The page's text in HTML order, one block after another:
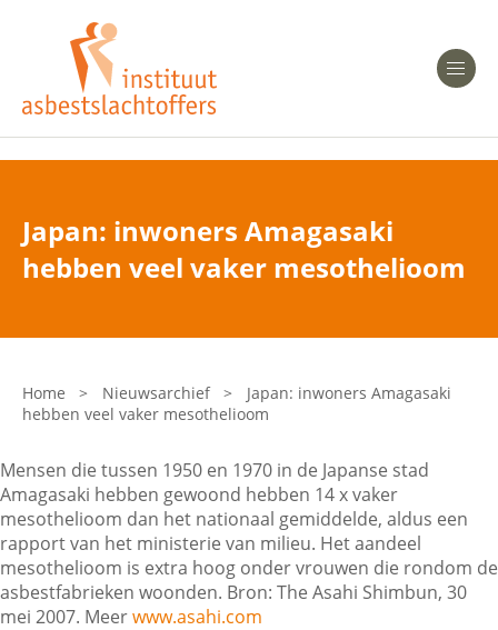
Heeft u Mesothelioom?
Heeft u Asbestose?
Bent u arts?
Asbest en Gezondheid
Laatste nieuws
Onze organisatie
Veelgestelde vragen
Contactgegevens
Japan: inwoners Amagasaki
hebben veel vaker mesothelioom
Home > Nieuwsarchief >
Japan: inwoners Amagasaki
hebben veel vaker mesothelioom
Mensen die tussen 1950 en 1970 in de Japanse stad
Amagasaki hebben gewoond hebben 14 x vaker
mesothelioom dan het nationaal gemiddelde, aldus een
rapport van het ministerie van milieu. Het aandeel
mesothelioom is extra hoog onder vrouwen die rondom de
asbestfabrieken woonden. Bron: The Asahi Shimbun, 30
mei 2007. Meerwww.asahi.com